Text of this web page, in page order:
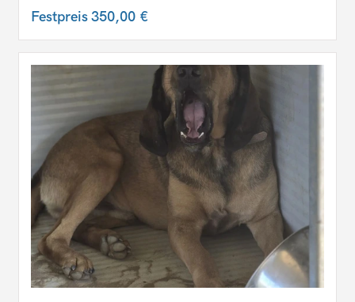
Festpreis350,00 €